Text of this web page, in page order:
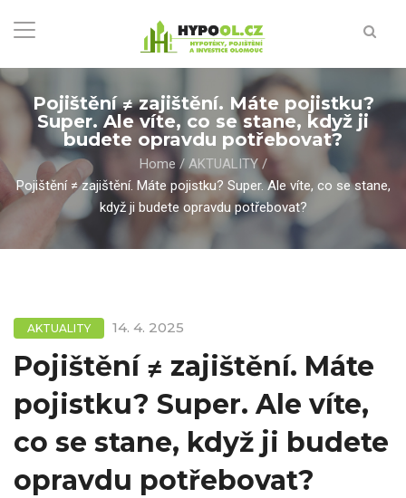
Pojištění ≠ zajištění. Máte pojistku?
Super. Ale víte, co se stane, když ji
budete opravdu potřebovat?
Home / AKTUALITY/
Pojištění ≠ zajištění. Máte pojistku? Super. Ale víte, co se stane,
když ji budete opravdu potřebovat?
AKTUALITY 14. 4. 2025
Pojištění ≠ zajištění. Máte
pojistku? Super. Ale víte,
co se stane, když ji budete
opravdu potřebovat?